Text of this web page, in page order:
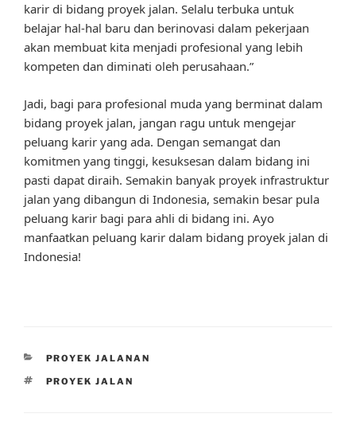
karir di bidang proyek jalan. Selalu terbuka untuk
belajar hal-hal baru dan berinovasi dalam pekerjaan
akan membuat kita menjadi profesional yang lebih
kompeten dan diminati oleh perusahaan.”
Jadi, bagi para profesional muda yang berminat dalam
bidang proyek jalan, jangan ragu untuk mengejar
peluang karir yang ada. Dengan semangat dan
komitmen yang tinggi, kesuksesan dalam bidang ini
pasti dapat diraih. Semakin banyak proyek infrastruktur
jalan yang dibangun di Indonesia, semakin besar pula
peluang karir bagi para ahli di bidang ini. Ayo
manfaatkan peluang karir dalam bidang proyek jalan di
Indonesia!
CATEGORIES
PROYEK JALANAN
TAGS
PROYEK JALAN